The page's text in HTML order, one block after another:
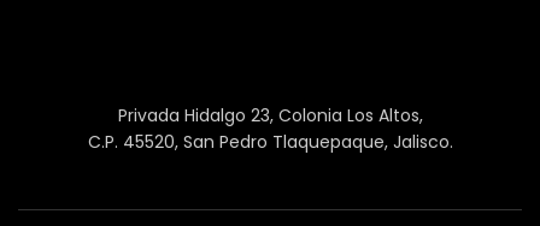
Privada Hidalgo 23, Colonia Los Altos,
C.P. 45520, San Pedro Tlaquepaque, Jalisco.